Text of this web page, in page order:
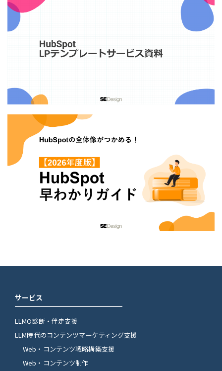
サービス
LLMO診断・伴走支援
LLM時代のコンテンツマーケティング支援
Web・コンテンツ戦略構築支援
Web・コンテンツ制作